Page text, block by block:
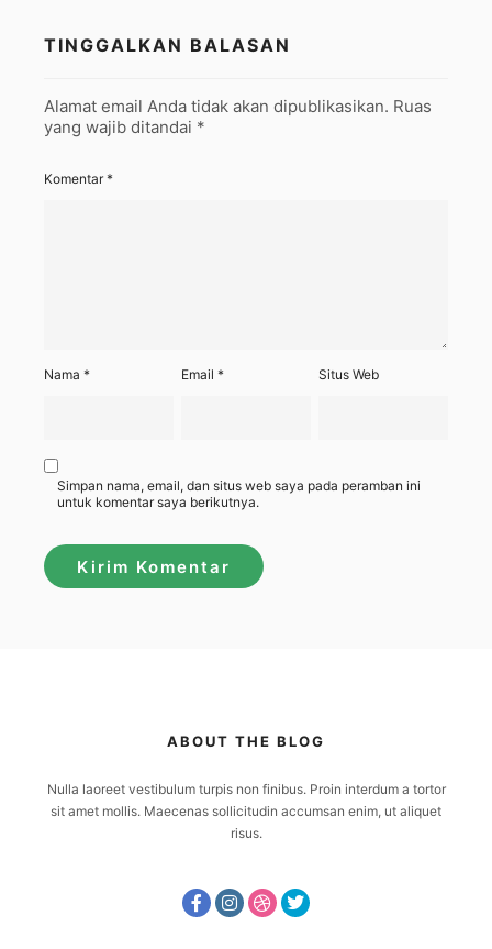
TINGGALKAN BALASAN
Alamat email Anda tidak akan dipublikasikan. Ruas
yang wajib ditandai *
Komentar*
Nama * Email* Situs Web
Simpan nama, email, dan situs web saya pada peramban ini
untuk komentar saya berikutnya.
ABOUT THE BLOG
Nulla laoreet vestibulum turpis non finibus. Proin interdum a tortor
sit amet mollis. Maecenas sollicitudin accumsan enim, ut aliquet
risus.